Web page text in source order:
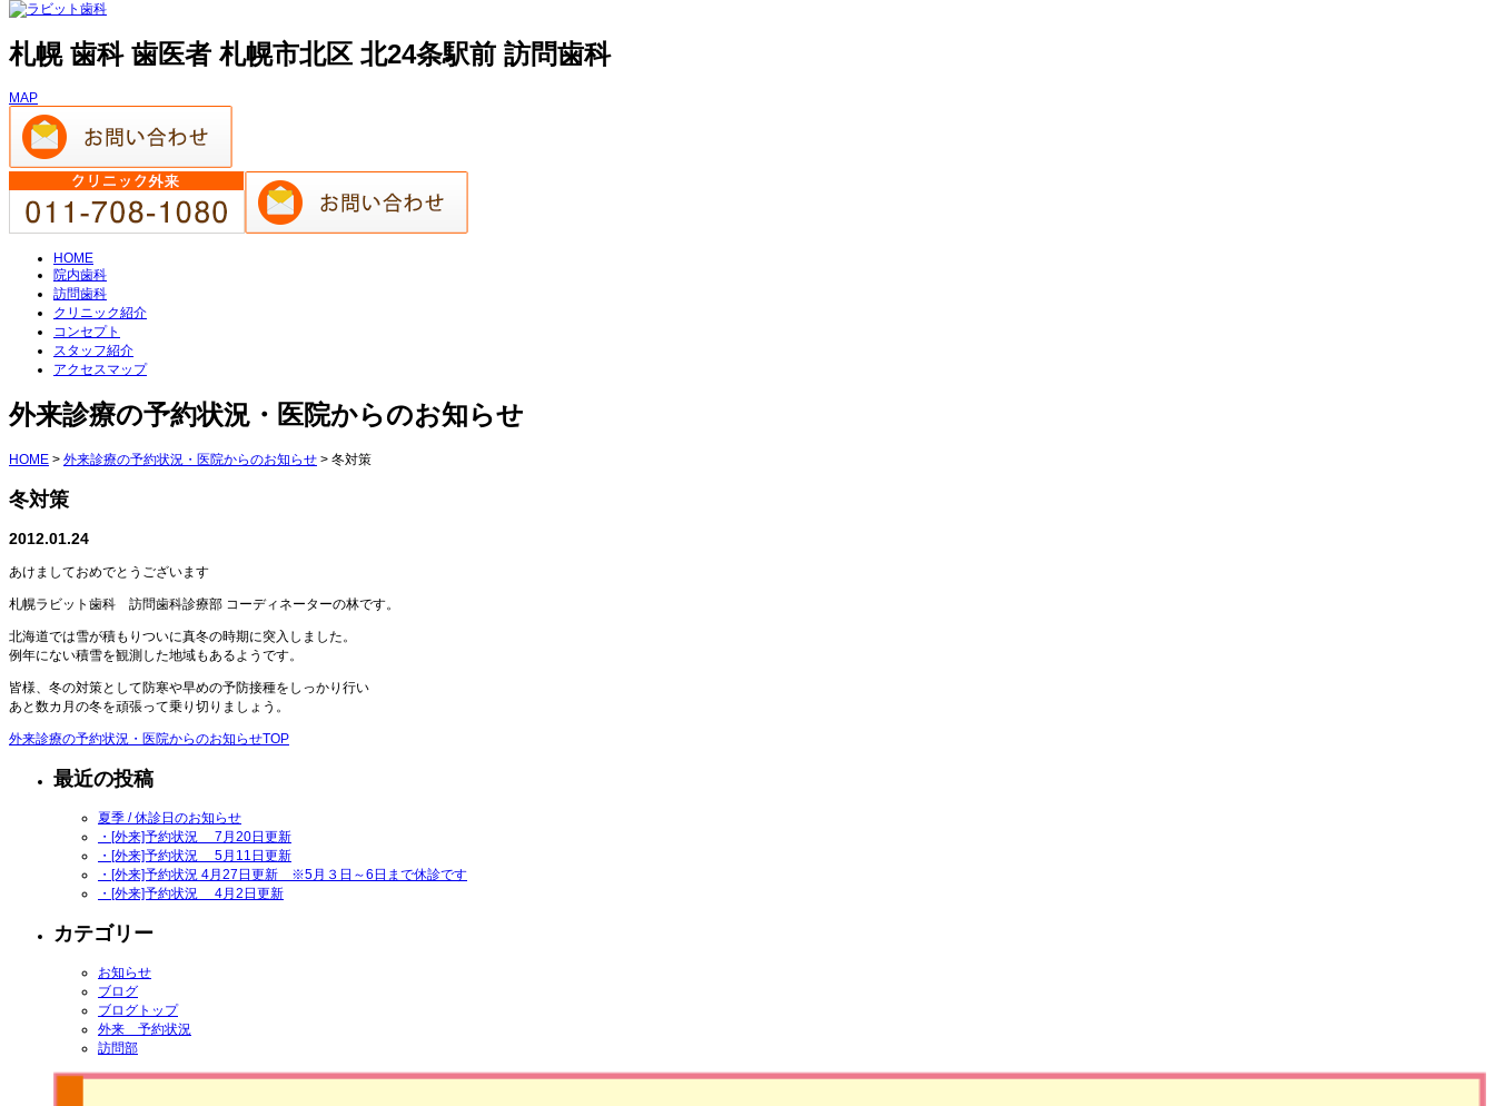
札幌 歯科 歯医者 札幌市北区 北24条駅前 訪問歯科
MAP
HOME
院内歯科
訪問歯科
クリニック紹介
コンセプト
スタッフ紹介
アクセスマップ
外来診療の予約状況・医院からのお知らせ
HOME > 外来診療の予約状況・医院からのお知らせ > 冬対策
冬対策
2012.01.24
あけましておめでとうございます
札幌ラビット歯科 訪問歯科診療部 コーディネーターの林です。
北海道では雪が積もりついに真冬の時期に突入しました。
例年にない積雪を観測した地域もあるようです。
皆様、冬の対策として防寒や早めの予防接種をしっかり行い
あと数カ月の冬を頑張って乗り切りましょう。
外来診療の予約状況・医院からのお知らせTOP
最近の投稿
夏季 / 休診日のお知らせ
・[外来]予約状況 7月20日更新
・[外来]予約状況 5月11日更新
・[外来]予約状況 4月27日更新 ※5月３日～6日まで休診です
・[外来]予約状況 4月2日更新
カテゴリー
お知らせ
ブログ
ブログトップ
外来 予約状況
訪問部